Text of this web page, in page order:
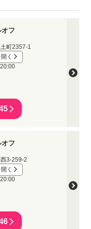
フ
町2357-1
く
フ
3-259-2
く